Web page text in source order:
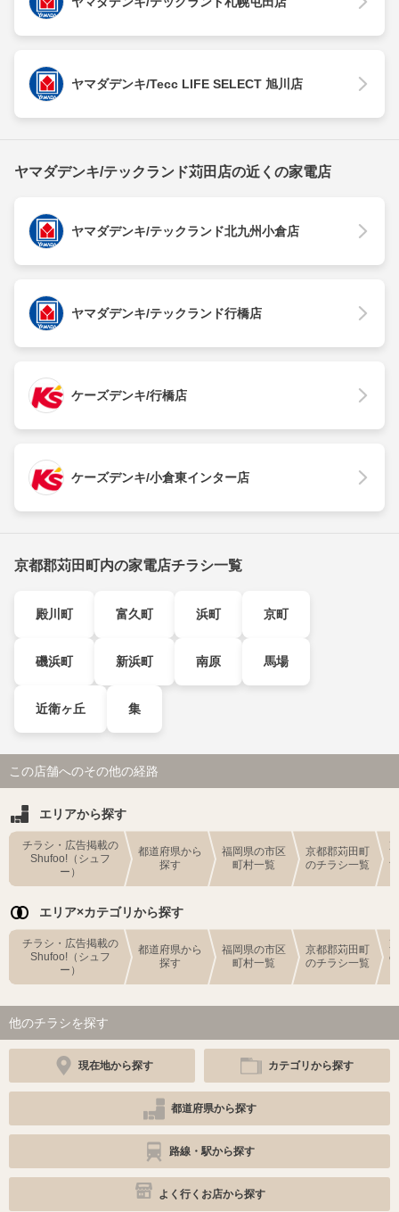
ヤマダデンキ/Tecc LIFE SELECT 旭川店
ヤマダデンキ/テックランド苅田店の近くの家電店
ヤマダデンキ/テックランド北九州小倉店
ヤマダデンキ/テックランド行橋店
ケーズデンキ/行橋店
ケーズデンキ/小倉東インター店
京都郡苅田町内の家電店チラシ一覧
殿川町 富久町 浜町 京町
磯浜町 新浜町 南原 馬場
近衛ヶ丘 集
この店舗へのその他の経路
エリアから探す
チラシ・広告掲載の
Shufoo!（シュフ
ー）
都道府県から
探す
福岡県の市区
町村一覧
京都郡苅田町
のチラシ一覧
エリア×カテゴリから探す
チラシ・広告掲載の
Shufoo!（シュフ
ー）
都道府県から
探す
福岡県の市区
町村一覧
京都郡苅田町
のチラシ一覧
他のチラシを探す
現在地から探す カテゴリから探す
都道府県から探す
路線・駅から探す
よく行くお店から探す